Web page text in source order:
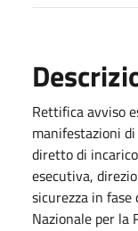
Rettifica avviso
manifestazioni
diretto di
esecutiva,
sicurezza in fase
Nazionale per la